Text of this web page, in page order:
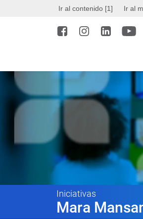
Ir al contenido [1] Ir al
Iniciativas
Mara